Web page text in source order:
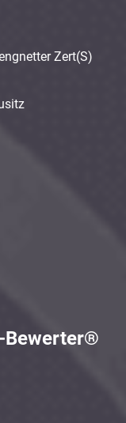
Zert(S)
Bewerter®